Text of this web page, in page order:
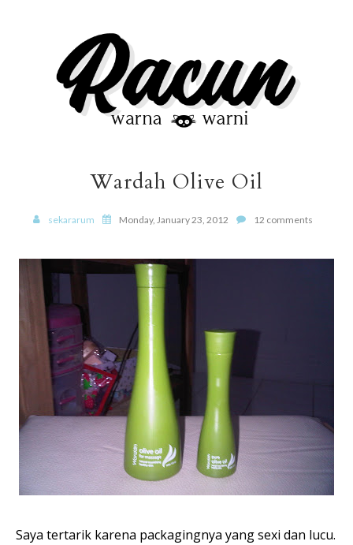
Wardah Olive Oil
sekararum Monday, January 23, 2012 12 comments
Saya tertarik karena packagingnya yang sexi dan lucu.